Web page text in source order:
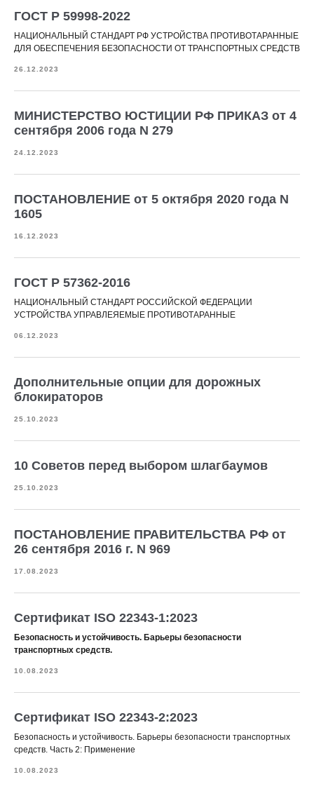
ГОСТ Р 59998-2022
НАЦИОНАЛЬНЫЙ СТАНДАРТ РФ УСТРОЙСТВА ПРОТИВОТАРАННЫЕ
ДЛЯ ОБЕСПЕЧЕНИЯ БЕЗОПАСНОСТИ ОТ ТРАНСПОРТНЫХ СРЕДСТВ
26.12.2023
МИНИСТЕРСТВО ЮСТИЦИИ РФ ПРИКАЗ от 4
сентября 2006 года N 279
24.12.2023
ПОСТАНОВЛЕНИЕ от 5 октября 2020 года N
1605
16.12.2023
ГОСТ Р 57362-2016
НАЦИОНАЛЬНЫЙ СТАНДАРТ РОССИЙСКОЙ ФЕДЕРАЦИИ
УСТРОЙСТВА УПРАВЛЕЯЕМЫЕ ПРОТИВОТАРАННЫЕ
06.12.2023
Дополнительные опции для дорожных
блокираторов
25.10.2023
10 Советов перед выбором шлагбаумов
25.10.2023
ПОСТАНОВЛЕНИЕ ПРАВИТЕЛЬСТВА РФ от
26 сентября 2016 г. N 969
17.08.2023
Сертификат ISO 22343-1:2023
Безопасность и устойчивость. Барьеры безопасности
транспортных средств.
10.08.2023
Сертификат ISO 22343-2:2023
Безопасность и устойчивость. Барьеры безопасности транспортных
средств. Часть 2: Применение
10.08.2023